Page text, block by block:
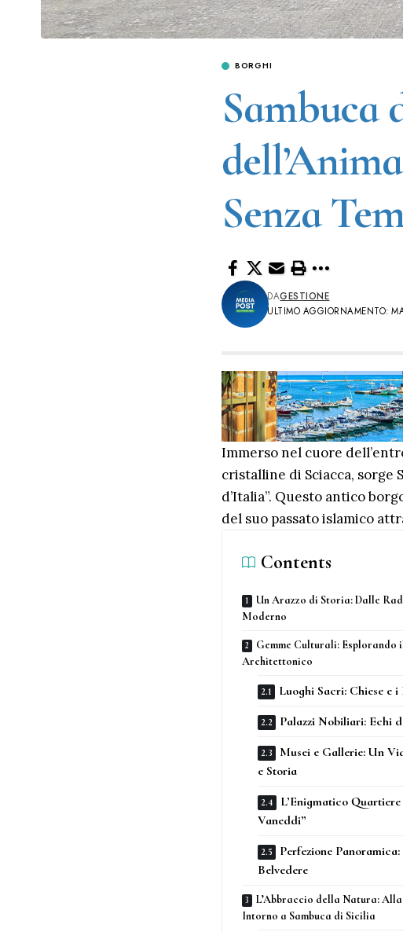
BORGHI
Sambuca
Senza
ULTIMO AGGIORNAMENTO:
DAGESTIONE
Immerso nel cuore
cristalline di Sciacca, sorge
d’Italia”. Questo antico
del suo passato islamico
Contents
Un Arazzo di Storia: Dalle
Moderno
Gemme Culturali:
Architettonico
Luoghi Sacri: Chiese e
Palazzi Nobiliari: Echi
Musei e Gallerie: Un
e Storia
L’Enigmatico
Vaneddi”
Perfezione
Belvedere
L’Abbraccio della Natura:
Intorno a Sambuca di Sicilia